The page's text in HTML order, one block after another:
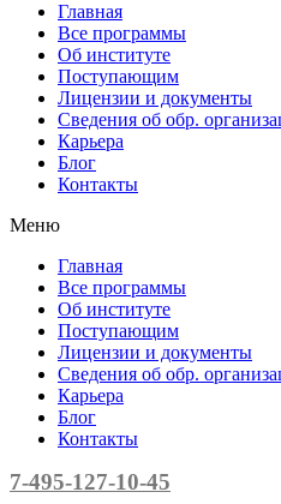
Главная
Все программы
Об институте
Поступающим
Лицензии и документы
Сведения об обр.
Карьера
Блог
Контакты
Меню
Главная
Все программы
Об институте
Поступающим
Лицензии и документы
Сведения об обр.
Карьера
Блог
Контакты
7-495-127-10-45